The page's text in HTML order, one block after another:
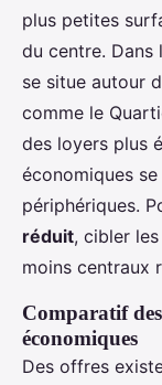
plus petites
du centre. Dans
se situe autour
comme le
des loyers plus
économiques
périphériques.
réduit, cibler
moins centraux
Comparatif
économiques
Des offres